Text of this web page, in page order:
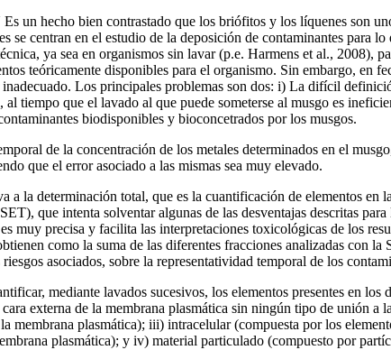
un hecho bien contrastado que los briófitos y los líquenes son
se centran en el estudio de la deposición de contaminantes para
ya sea en organismos sin lavar (p.e. Harmens et al.,
teóricamente disponibles para el organismo. Sin embargo, en
Los principales problemas son dos: i) La difícil
al tiempo que el lavado al que puede someterse al musgo es
biodisponibles y bioconcetrados por los musgos.
de la concentración de los metales determinados en el
que el error asociado a las mismas sea muy elevado.
a la determinación total, que es la cuantificación de elementos
que intenta solventar algunas de las desventajas descritas
muy precisa y facilita las interpretaciones toxicológicas de los
como la suma de las diferentes fracciones analizadas con
asociados, sobre la representatividad temporal de los
mediante lavados sucesivos, los elementos presentes en
externa de la membrana plasmática sin ningún tipo de unión
membrana plasmática); iii) intracelular (compuesta por los
plasmática); y iv) material particulado (compuesto por